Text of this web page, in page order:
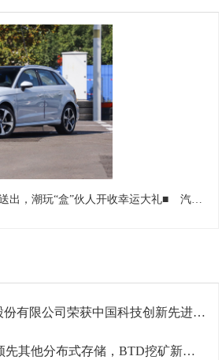
出，潮玩“盒”伙人开收幸运大礼■ 汽车配件商城供应商——优质的汽车配件供应商
有限公司荣获中国科技创新先进单位
他分布式存储，BTD挖矿新手入门教程